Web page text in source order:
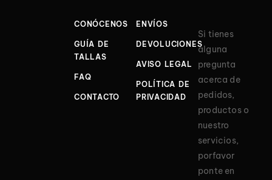
CONÓCENOS
GUÍA DE
TALLAS
FAQ
CONTACTO
ENVÍOS
DEVOLUCIONES
AVISO LEGAL
POLÍTICA DE
PRIVACIDAD
Si tienes
alguna
pregunta
acerca de
pedidos,
productos o
nuestro
servicios,
porfavor
ponte en